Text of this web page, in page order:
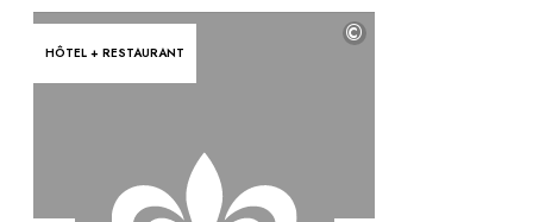
HÔTEL + RESTAURANT
©